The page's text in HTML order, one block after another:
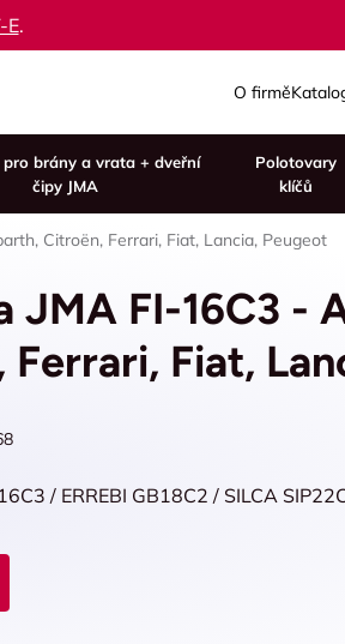
E.
O firmě
pro brány a vrata + dveřní
čipy JMA
Polotovary
klíčů
Citroën, Ferrari, Fiat, Lancia, Peugeot
JMA FI-16C3 -
Ferrari, Fiat,
/ ERREBI GB18C2 / SILCA